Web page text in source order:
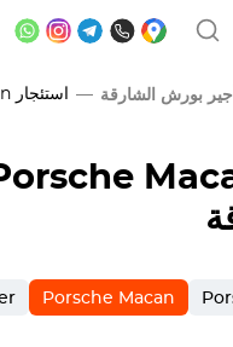
بورش الشارقة استئجار
Porsche Macan